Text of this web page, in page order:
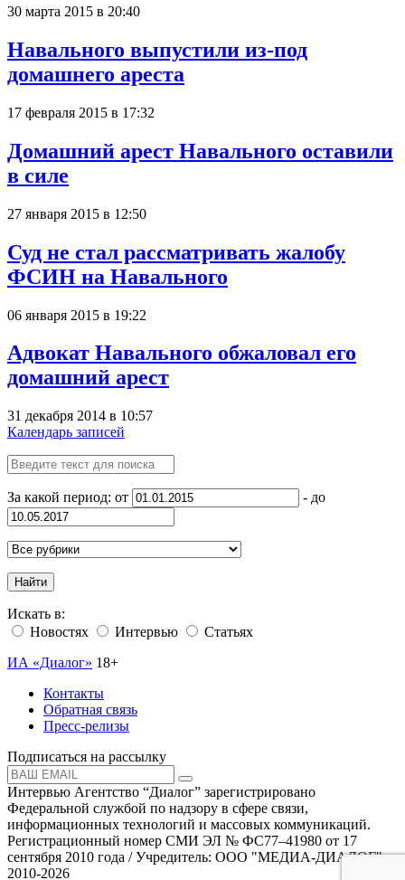
30 марта 2015 в 20:40
Навального выпустили из-под
домашнего ареста
17 февраля 2015 в 17:32
Домашний арест Навального оставили
в силе
27 января 2015 в 12:50
Суд не стал рассматривать жалобу
ФСИН на Навального
06 января 2015 в 19:22
Адвокат Навального обжаловал его
домашний арест
31 декабря 2014 в 10:57
Календарь записей
За какой период: от - до
Найти
Искать в:
Новостях
Интервью
Статьях
ИА «Диалог» 18+
Контакты
Обратная связь
Пресс-релизы
Подписаться на рассылку
Интервью Агентство “Диалог” зарегистрировано
Федеральной службой по надзору в сфере связи,
информационных технологий и массовых коммуникаций.
Регистрационный номер СМИ ЭЛ № ФС77–41980 от 17
сентября 2010 года / Учредитель: ООО "МЕДИА-ДИАЛОГ"
2010-2026